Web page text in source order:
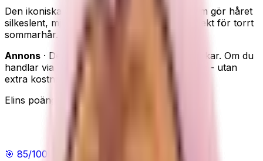
Den ikoniska arganoljebaserade håroljan som gör håret
silkeslent, mjukare och mindre frissigt - perfekt för torrt
sommarhår.
Annons · Den här sidan innehåller reklamlänkar. Om du
handlar via våra länkar kan vi få en provision - utan
extra kostnad för dig.
Elins poäng
Elins poäng
🎯 85/100